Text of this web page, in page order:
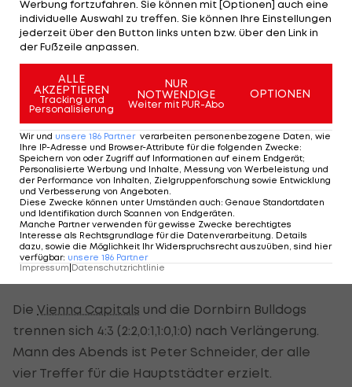
(23.) mit 4:0 in Führung. Die Haie geben aber nicht
auf und kommen durch Treffer von Wachter (24.),
Yogan (26.) und Lammers (30./PP) bis auf ein Tor
heran.
Auf das 5:3 durch Catenacci (33.) reagieren Boivin
(37.) und Yogan (47.) perfekt und erzielen zum
ersten Mal in der Partie den Ausgleich. Danach
spielen nur noch die Innsbrucker: Clark (55.), Boivin
mit seinem zweiten Treffer (59.) und Ross (60.)
schießen die Tiroler zum Auswärtssieg.
Schneider schießt Caps zum Sieg
Die Vienna Capitals und die Dornbirn Bulldogs
trennen sich 4:3 (2:2,0:1,1:0,1:0) nach Verlängerung.
Mann des Abends ist Peter Schneider, der alle
vier Treffer für die Hauptstädter erzielt.
Werbung fortzufahren. Sie können mit [Optionen] auch eine
individuelle Auswahl zu treffen. Sie können Ihre Einstellungen
jederzeit über den Button links unten bzw. über den Link in
der Fußzeile anpassen.
ALLE
AKZEPTIEREN
Tracking und
Personalisierung
NUR
NOTWENDIGE
Weiter mit PUR-Abo
OPTIONEN
Wir und unsere 186 Partner verarbeiten personenbezogene Daten, wie
Ihre IP-Adresse und Browser-Attribute für die folgenden Zwecke:
Speichern von oder Zugriff auf Informationen auf einem Endgerät;
Personalisierte Werbung und Inhalte, Messung von Werbeleistung und
der Performance von Inhalten, Zielgruppenforschung sowie Entwicklung
und Verbesserung von Angeboten
Diese Zwecke können unter Umständen auch: Genaue Standortdaten
und Identifikation durch Scannen von Endgeräten
Manche Partner verwenden für gewisse Zwecke berechtigtes
Interesse als Rechtsgrundlage für die Datenverarbeitung. Details
dazu, sowie die Möglichkeit Ihr Widerspruchsrecht auszuüben, sind hier
verfügbar: unsere 186 Partner
Impressum|Datenschutzrichtlinie